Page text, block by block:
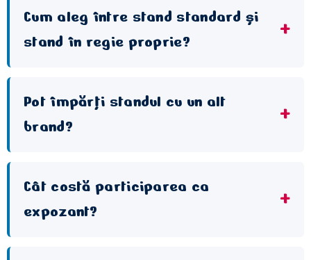
Cum aleg între stand standard și
stand în regie proprie?
Pot împărți standul cu un alt
brand?
Cât costă participarea ca
expozant?